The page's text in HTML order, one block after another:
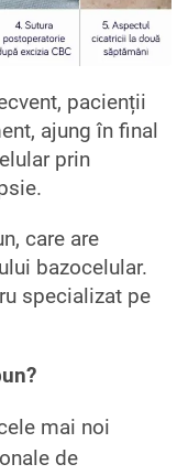
pacienții
ajung în final
prin
care are
bazocelular.
specializat pe
mai noi
de